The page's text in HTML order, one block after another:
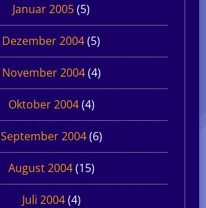
Januar 2005(5)
Dezember 2004(5)
November 2004(4)
Oktober 2004(4)
September 2004(6)
August 2004(15)
Juli 2004(4)